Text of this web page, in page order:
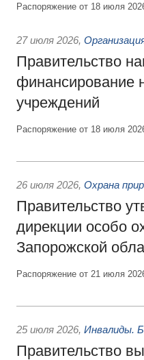
Распоряжение от 18 июля
27 июля 2026,
Правительство
финансирование
учреждений
Распоряжение от 18 июля
26 июля 2026, Охрана
Правительство
дирекции особо
Запорожской
Распоряжение от 21 июля
25 июля 2026, Инвалиды.
Правительство